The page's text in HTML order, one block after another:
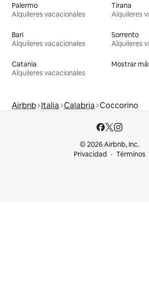
Palermo
Alquileres vacacionales
Tirana
Alquileres
Bari
Alquileres vacacionales
Sorrento
Alquileres
Catania
Alquileres vacacionales
Mostrar
Airbnb Italia Calabria Coccorino
© 2026 Airbnb, Inc.
Privacidad
Términos